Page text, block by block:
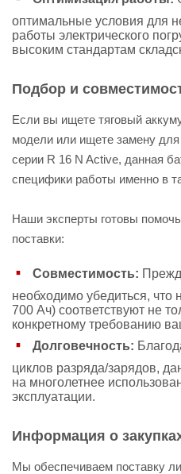
оптимальные условия для
работы электрического
высоким стандартам
Подбор и
Если вы ищете тяговый
модели или ищете замену
серии R 16 N Active, данная
специфики работы именно в
Наши эксперты готовы
поставки:
Совместимость:
необходимо убедиться, что
700 Ач) соответствуют не
конкретному требованию
Долговечность:
циклов разряда/зарядов,
на многолетнее
эксплуатации.
Информация о
Мы обеспечиваем поставку